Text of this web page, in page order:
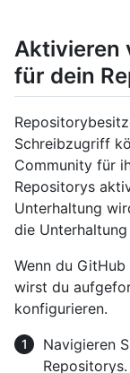
Aktivieren
für dein
Schreibzugriff
Community für
Repositorys
Unterhaltung
die
Wenn du
wirst du
konfigurieren.
Navigieren
Repositorys.